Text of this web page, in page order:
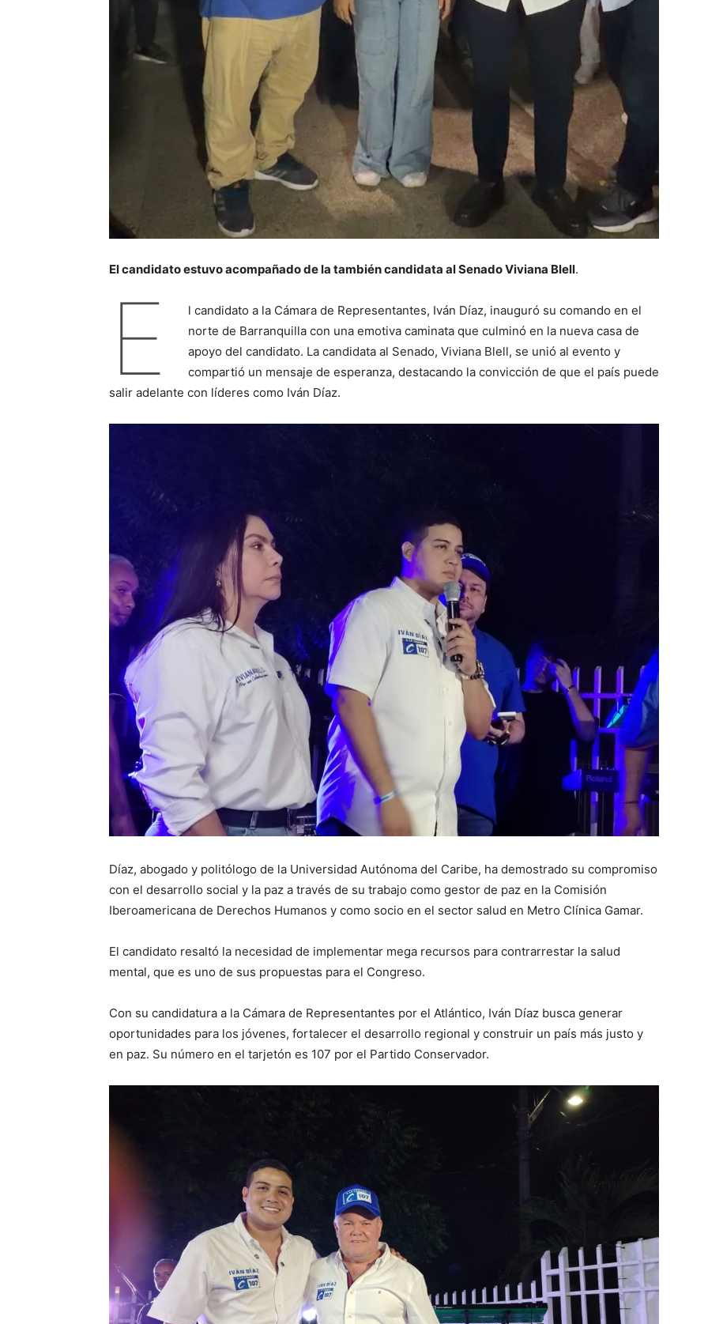
El candidato estuvo acompañado de la también candidata al Senado Viviana Blell.
E
l candidato a la Cámara de Representantes, Iván Díaz, inauguró su comando en el
norte de Barranquilla con una emotiva caminata que culminó en la nueva casa de
apoyo del candidato. La candidata al Senado, Viviana Blell, se unió al evento y
compartió un mensaje de esperanza, destacando la convicción de que el país puede
salir adelante con líderes como Iván Díaz.
Díaz, abogado y politólogo de la Universidad Autónoma del Caribe, ha demostrado su compromiso
con el desarrollo social y la paz a través de su trabajo como gestor de paz en la Comisión
Iberoamericana de Derechos Humanos y como socio en el sector salud en Metro Clínica Gamar.
El candidato resaltó la necesidad de implementar mega recursos para contrarrestar la salud
mental, que es uno de sus propuestas para el Congreso.
Con su candidatura a la Cámara de Representantes por el Atlántico, Iván Díaz busca generar
oportunidades para los jóvenes, fortalecer el desarrollo regional y construir un país más justo y
en paz. Su número en el tarjetón es 107 por el Partido Conservador.